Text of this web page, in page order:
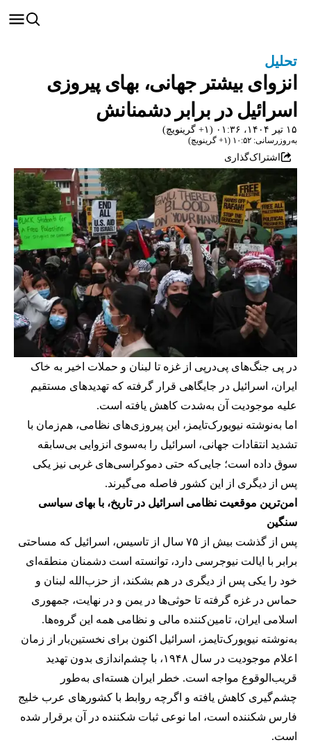
تحلیل
انزوای بیشتر جهانی‌، بهای پیروزی
اسرائیل در برابر دشمنانش
۱۵ تیر ۱۴۰۴، ۰۱:۳۶ (‎+۱ گرینویچ)
به‌روزرسانی: ۱۰:۵۲ (‎+۱ گرینویچ)
اشتراک‌گذاری
در پی جنگ‌های پی‌در‌پی از غزه تا لبنان و حملات اخیر به خاک
ایران، اسرائیل در جایگاهی قرار گرفته که تهدیدهای مستقیم
علیه موجودیت آن به‌شدت کاهش یافته است.
اما به‌نوشته نیویورک‌تایمز، این پیروزی‌های نظامی، هم‌زمان با
تشدید انتقادات جهانی، اسرائیل را به‌سوی انزوایی بی‌سابقه
سوق داده است؛ جایی‌که حتی دموکراسی‌های غربی نیز یکی
پس از دیگری از این کشور فاصله می‌گیرند.
امن‌ترین موقعیت نظامی اسرائیل در تاریخ، با بهای سیاسی
سنگین
پس از گذشت بیش از ۷۵ سال از تاسیس، اسرائیل که مساحتی
برابر با ایالت نیوجرسی دارد، توانسته است دشمنان منطقه‌ای
خود را یکی پس از دیگری در هم بشکند، از حزب‌الله لبنان و
حماس در غزه گرفته تا حوثی‌ها در یمن و در نهایت، جمهوری
اسلامی ایران، تامین‌کننده مالی و نظامی همه این گروه‌ها.
به‌نوشته نیویورک‌تایمز، اسرائیل اکنون برای نخستین‌بار از زمان
اعلام موجودیت در سال ۱۹۴۸، با چشم‌اندازی بدون تهدید
قریب‌الوقوع مواجه است. خطر ایران هسته‌ای به‌طور
چشم‌گیری کاهش یافته و اگرچه روابط با کشورهای عرب خلیج
فارس شکننده است، اما نوعی ثبات شکننده در آن برقرار شده
است.